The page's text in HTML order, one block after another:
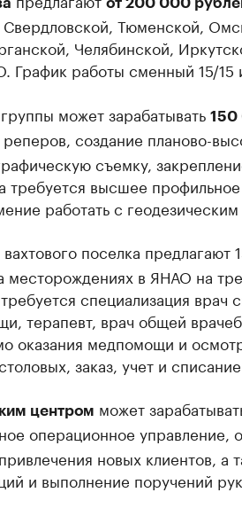
от 200 000
Тюменской,
Челябинской,
работы сменный 15/15
может зарабатывать
создание планово-
съемку,
требуется высшее
работать с
вахтового поселка
месторождениях в ЯНАО на
специализация врач
терапевт, врач общей
оказания медпомощи и
заказ, учет и
центром может
операционное управление,
новых клиентов, а
и выполнение поручений